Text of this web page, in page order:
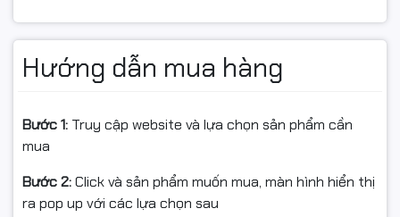
HP LaserJet Multifunction – HP Neverstop:
HP Neverstop Laser 1200w
HP Neverstop Laser MFP 1200a
HP Neverstop Laser 1000a
Hướng dẫn mua hàng
Bước 1: Truy cập website và lựa chọn sản phẩm cần
mua
Bước 2:Click và sản phẩm muốn mua, màn hình hiển thị
ra pop up với các lựa chọn sau